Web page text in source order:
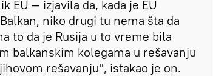
EU — izjavila da, kada je EU
niko drugi tu nema šta da
to da je Rusija u to vreme bila
balkanskim kolegama u rešavanju
rešavanju", istakao je on.